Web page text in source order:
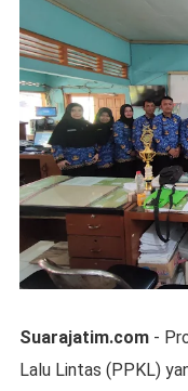
Suarajatim.com-
Lalu Lintas (PPKL)